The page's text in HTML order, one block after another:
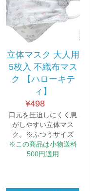
立体マスク 大人用
5枚入 不織布マス
ク 【ハローキテ
ィ】
¥498
口元を圧迫しにくく息
がしやすい立体マス
ク。※ふつうサイズ
※この商品は小物送料
500円適用